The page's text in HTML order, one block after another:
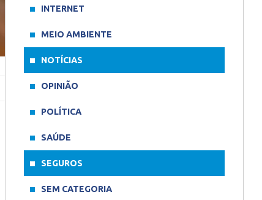
INTERNET
MEIO AMBIENTE
NOTÍCIAS
OPINIÃO
POLÍTICA
SAÚDE
SEGUROS
SEM CATEGORIA